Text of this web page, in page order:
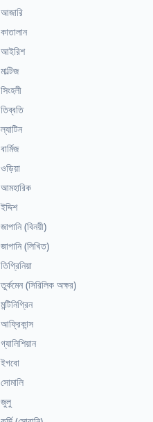
আজারি
কাতালান
আইরিশ
মাল্টিজ
সিংহলী
তিব্বতি
ল্যাটিন
বার্মিজ
ওড়িয়া
আমহারিক
ইদ্দিশ
জাপানি (বিনয়ী)
জাপানি (লিখিত)
তিগ্রিনিয়া
তুর্কমেন (সিরিলিক অক্ষর)
মন্টিনিগ্রিন
আফ্রিকান্স
গ্যালিশিয়ান
ইগবো
সোমালি
জুলু